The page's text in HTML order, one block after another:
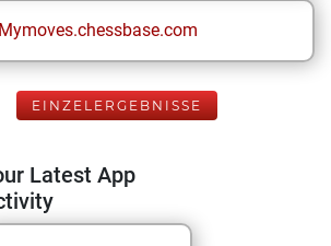
Mymoves.chessbase.com
EINZELERGEBNISSE
Latest App